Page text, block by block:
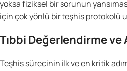
yoksa fiziksel bir sorunun
için çok yönlü bir teşhis protokolü
Tıbbi Değerlendirme ve
Teşhis sürecinin ilk ve en kritik